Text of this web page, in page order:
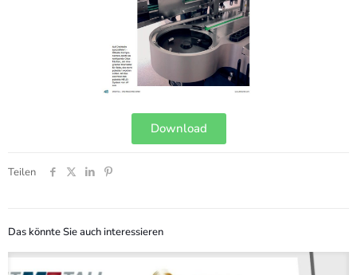
Download
Teilen
Das könnte Sie auch interessieren